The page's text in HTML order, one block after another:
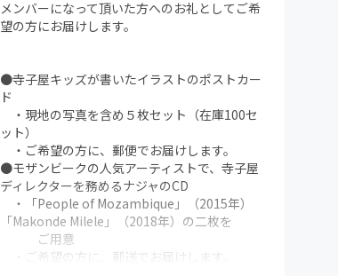
メンバーになって頂いた方へのお礼としてご希
望の方にお届けします。
●寺子屋キッズが書いたイラストのポストカー
ド
・現地の写真を含め５枚セット（在庫100セ
ット）
・ご希望の方に、郵便でお届けします。
●モザンビークの人気アーティストで、寺子屋
ディレクターを務めるナジャのCD
・「People of Mozambique」（2015年）
「Makonde Milele」（2018年）の二枚を
ご用意
・ご希望の方に、郵送でお届けします。